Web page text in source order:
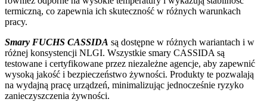
termiczną, co zapewnia ich skuteczność w różnych warunkach
pracy.
Smary FUCHS CASSIDA są dostępne w różnych wariantach i w
różnej konsystencji NLGI. Wszystkie smary CASSIDA są
testowane i certyfikowane przez niezależne agencje, aby zapewnić
wysoką jakość i bezpieczeństwo żywności. Produkty te pozwalają
na wydajną pracę urządzeń, minimalizując jednocześnie ryzyko
zanieczyszczenia żywności.